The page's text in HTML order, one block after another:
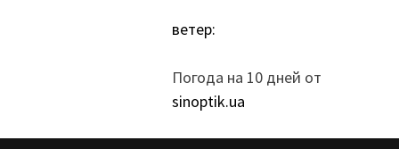
ветер:
Погода на 10 дней от
sinoptik.ua